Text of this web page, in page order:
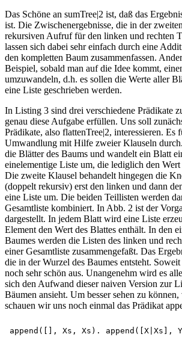
Das Schöne an sumTree|2 ist, daß das
ist. Die Zwischenergebnisse, die in der
rekursiven Aufruf für den linken und rechten
lassen sich dabei sehr einfach durch eine
den kompletten Baum zusammenfassen.
Beispiel, sobald man auf die Idee kommt,
umzuwandeln, d.h. es sollen die Werte aller
eine Liste geschrieben werden.
In Listing 3 sind drei verschiedene Prädikate
genau diese Aufgabe erfüllen. Uns soll
Prädikate, also flattenTree|2, interessieren. Es
Umwandlung mit Hilfe zweier Klauseln
die Blätter des Baums und wandelt ein Blatt
einelementige Liste um, die lediglich den Wert
Die zweite Klausel behandelt hingegen die
(doppelt rekursiv) erst den linken und dann
eine Liste um. Die beiden Teillisten werden
Gesamtliste kombiniert. In Abb. 2 ist der
dargestellt. In jedem Blatt wird eine Liste
Element den Wert des Blattes enthält. In den
Baumes werden die Listen des linken und
einer Gesamtliste zusammengefaßt. Das
die in der Wurzel des Baumes entsteht.
noch sehr schön aus. Unangenehm wird es
sich den Aufwand dieser naiven Version zur
Bäumen ansieht. Um besser sehen zu
schauen wir uns noch einmal das Prädikat